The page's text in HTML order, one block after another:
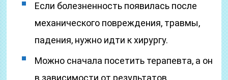
Если болезненность появилась после
механического повреждения, травмы,
падения, нужно идти к хирургу.
Можно сначала посетить терапевта, а он
в зависимости от результатов